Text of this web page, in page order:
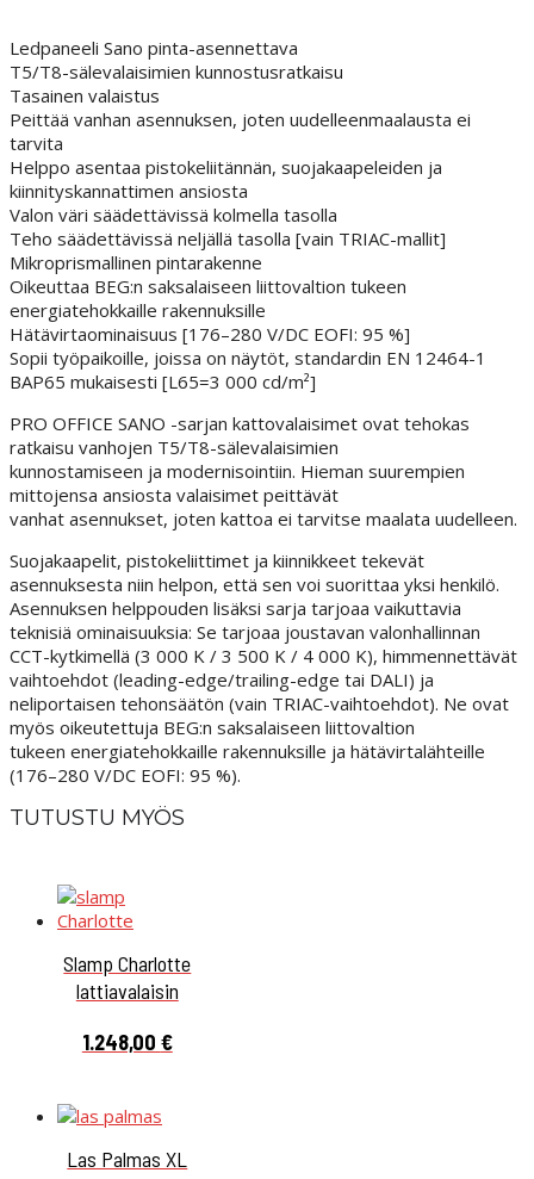
Ledpaneeli Sano pinta-asennettava
T5/T8-sälevalaisimien kunnostusratkaisu
Tasainen valaistus
Peittää vanhan asennuksen, joten uudelleenmaalausta ei
tarvita
Helppo asentaa pistokeliitännän, suojakaapeleiden ja
kiinnityskannattimen ansiosta
Valon väri säädettävissä kolmella tasolla
Teho säädettävissä neljällä tasolla [vain TRIAC-mallit]
Mikroprismallinen pintarakenne
Oikeuttaa BEG:n saksalaiseen liittovaltion tukeen
energiatehokkaille rakennuksille
Hätävirtaominaisuus [176–280 V/DC EOFI: 95 %]
Sopii työpaikoille, joissa on näytöt, standardin EN 12464-1
BAP65 mukaisesti [L65=3 000 cd/m²]
PRO OFFICE SANO -sarjan kattovalaisimet ovat tehokas
ratkaisu vanhojen T5/T8-sälevalaisimien
kunnostamiseen ja modernisointiin. Hieman suurempien
mittojensa ansiosta valaisimet peittävät
vanhat asennukset, joten kattoa ei tarvitse maalata uudelleen.
Suojakaapelit, pistokeliittimet ja kiinnikkeet tekevät
asennuksesta niin helpon, että sen voi suorittaa yksi henkilö.
Asennuksen helppouden lisäksi sarja tarjoaa vaikuttavia
teknisiä ominaisuuksia: Se tarjoaa joustavan valonhallinnan
CCT-kytkimellä (3 000 K / 3 500 K / 4 000 K), himmennettävät
vaihtoehdot (leading-edge/trailing-edge tai DALI) ja
neliportaisen tehonsäätön (vain TRIAC-vaihtoehdot). Ne ovat
myös oikeutettuja BEG:n saksalaiseen liittovaltion
tukeen energiatehokkaille rakennuksille ja hätävirtalähteille
(176–280 V/DC EOFI: 95 %).
TUTUSTU MYÖS
Slamp Charlotte
lattiavalaisin
1.248,00 €
Las Palmas XL